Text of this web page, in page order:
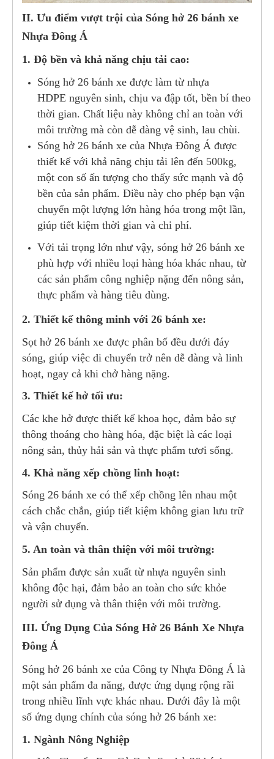
II. Ưu điểm vượt trội của Sóng hở 26 bánh xe
Nhựa Đông Á
1. Độ bền và khả năng chịu tải cao:
Sóng hở 26 bánh xe được làm từ nhựa
HDPE nguyên sinh, chịu va đập tốt, bền bí theo
thời gian. Chất liệu này không chỉ an toàn với
môi trường mà còn dễ dàng vệ sinh, lau chùi.
Sóng hở 26 bánh xe của Nhựa Đông Á được
thiết kế với khả năng chịu tải lên đến 500kg,
một con số ấn tượng cho thấy sức mạnh và độ
bền của sản phẩm. Điều này cho phép bạn vận
chuyển một lượng lớn hàng hóa trong một lần,
giúp tiết kiệm thời gian và chi phí.
Với tải trọng lớn như vậy, sóng hở 26 bánh xe
phù hợp với nhiều loại hàng hóa khác nhau, từ
các sản phẩm công nghiệp nặng đến nông sản,
thực phẩm và hàng tiêu dùng.
2. Thiết kế thông minh với 26 bánh xe:
Sọt hở 26 bánh xe được phân bố đều dưới đáy
sóng, giúp việc di chuyển trở nên dễ dàng và linh
hoạt, ngay cả khi chở hàng nặng.
3. Thiết kế hở tối ưu:
Các khe hở được thiết kế khoa học, đảm bảo sự
thông thoáng cho hàng hóa, đặc biệt là các loại
nông sản, thủy hải sản và thực phẩm tươi sống.
4. Khả năng xếp chồng linh hoạt:
Sóng 26 bánh xe có thể xếp chồng lên nhau một
cách chắc chắn, giúp tiết kiệm không gian lưu trữ
và vận chuyển.
5. An toàn và thân thiện với môi trường:
Sản phẩm được sản xuất từ nhựa nguyên sinh
không độc hại, đảm bảo an toàn cho sức khỏe
người sử dụng và thân thiện với môi trường.
III. Ứng Dụng Của Sóng Hở 26 Bánh Xe Nhựa
Đông Á
Sóng hở 26 bánh xe của Công ty Nhựa Đông Á là
một sản phẩm đa năng, được ứng dụng rộng rãi
trong nhiều lĩnh vực khác nhau. Dưới đây là một
số ứng dụng chính của sóng hở 26 bánh xe:
1. Ngành Nông Nghiệp